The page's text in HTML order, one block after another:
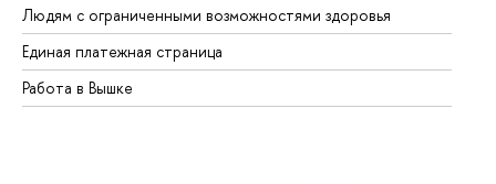
Людям с ограниченными возможностями здоровья
Единая платежная страница
Работа в Вышке